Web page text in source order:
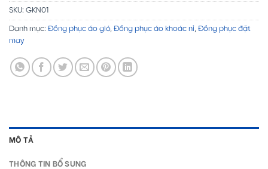
SKU: GKN01
Danh mục: Đồng phục áo gió, Đồng phục áo khoác nỉ, Đồng phục đặt
may
MÔ TẢ
THÔNG TIN BỔ SUNG